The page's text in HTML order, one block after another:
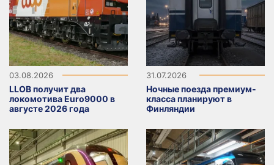
03.08.2026
LLOB получит два
локомотива Euro9000 в
августе 2026 года
31.07.2026
Ночные поезда премиум-
класса планируют в
Финляндии